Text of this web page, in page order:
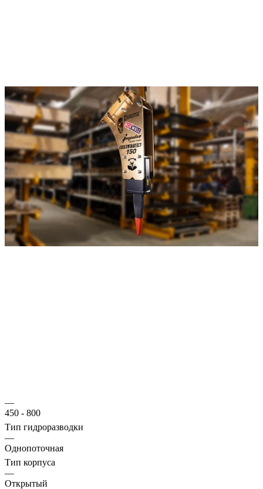
Золотой гидрорыхлитель Impulse R150 Evolution
гидравлическое навесное оборудование для разрушения
—
450 - 800
Тип гидроразводки
—
Однопоточная
Тип корпуса
—
Открытый